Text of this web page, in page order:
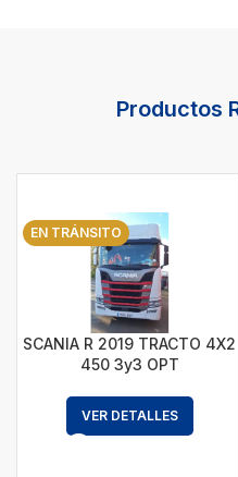
Productos
EN TRÁNSITO
SCANIA R 2019 TRACTO 4X2
450 3y3 OPT
VER DETALLES